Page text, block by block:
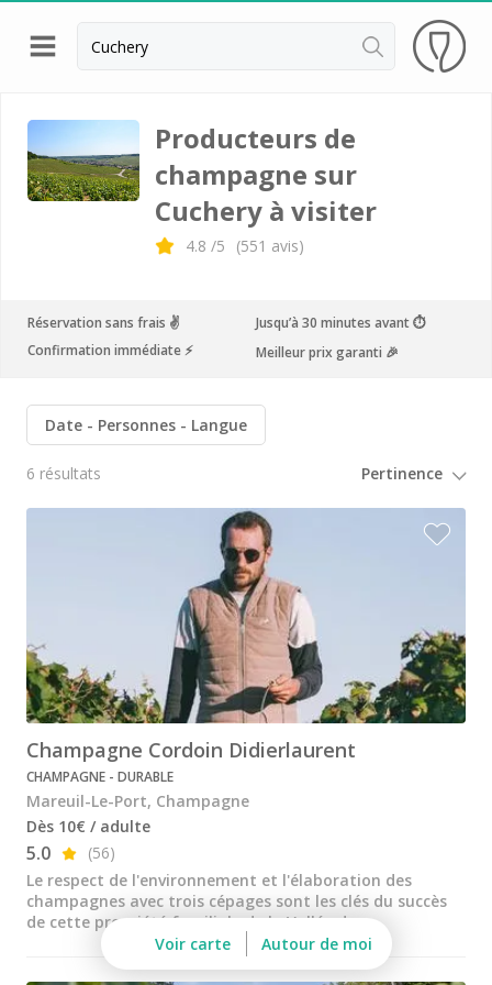
Retour
Visite cave Epernay
Visite cave & dégustation champagne Reims
Visite cave & dégustation champagne Troyes
Champagne Ayala
Champagne Devaux
Champagne Mercier
Champagne Moët et Chandon
Champagne Mumm
Champagne Ruinart
Champagne Taittinger
Champagne Veuve Clicquot
Pressoria
Petits producteurs de champagne
Ateliers d’assemblage
Ateliers sabrage Champagne
Cours d'oenologie
Visite cave & dégustation vin Alsace
Producteurs de
champagne sur
Cuchery à visiter
4.8 /5 (551 avis)
Réservation sans frais ✌️
Jusqu’à 30 minutes avant ⏱
Confirmation immédiate ⚡️
Meilleur prix garanti 🎉
Date Personnes Langue
6 résultats
Champagne Cordoin Didierlaurent
CHAMPAGNE - DURABLE
Mareuil-Le-Port, Champagne
Dès 10€ / adulte
5.0
(56)
Le respect de l'environnement et l'élaboration des
champagnes avec trois cépages sont les clés du succès
de cette propriété familiale de la Vallée de ...
Voir carte
Autour de moi